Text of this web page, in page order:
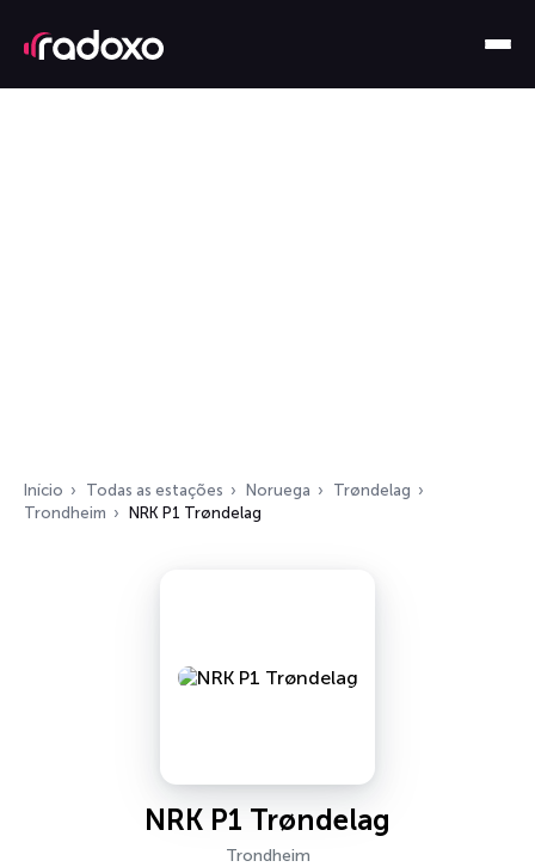
Início Todas as estações Noruega
Trøndelag
Trondheim
NRK P1 Trøndelag
NRK P1 Trøndelag
Trondheim